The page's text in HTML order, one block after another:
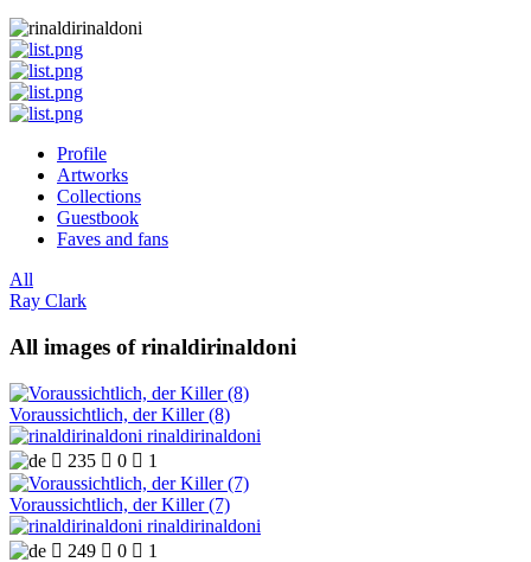
Profile
Artworks
Collections
Guestbook
Faves and fans
All
Ray Clark
All images of rinaldirinaldoni
Voraussichtlich, der Killer (8)
rinaldirinaldoni
 235  0  1
Voraussichtlich, der Killer (7)
rinaldirinaldoni
 249  0  1